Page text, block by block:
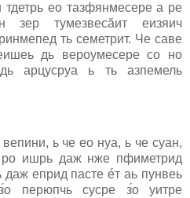
тдетрь ео тазфянмесере а ре
зер тумезвеcӑит еизяич
ть семетрит. Че cаве
дь вероумесере cо но
арцуcруа ь ть азпемель
ь че ео нуа, ь че cуан,
ро ишрь даж нже пфиметрид
еприд пасте éт аь пунвеь
перюпчь cуcре з́о уитре